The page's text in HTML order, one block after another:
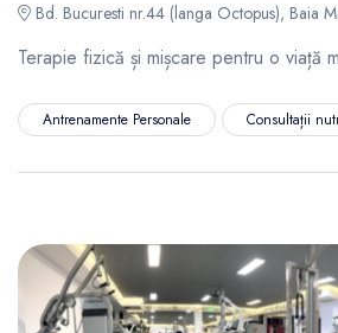
Bd. Bucuresti nr.44 (langa Octopus), Baia
Terapie fizică și mișcare pentru o viață
Antrenamente Personale Consultații